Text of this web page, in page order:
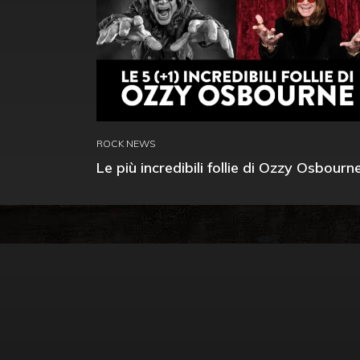
ROCK NEWS
Le più incredibili follie di Ozzy